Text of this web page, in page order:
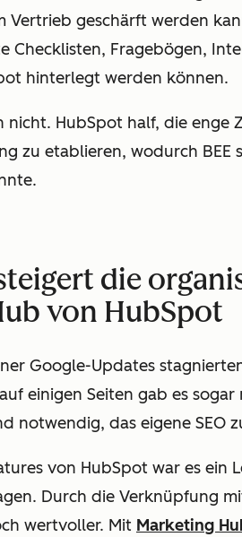
Vertrieb geschärft werden
Checklisten, Fragebögen,
hinterlegt werden können.
nicht. HubSpot half, die enge
zu etablieren, wodurch BEE
die
von HubSpot
Google-Updates
einigen Seiten gab es sogar
notwendig, das eigene SEO
von HubSpot war es ein
Durch die Verknüpfung
wertvoller. Mit Marketing